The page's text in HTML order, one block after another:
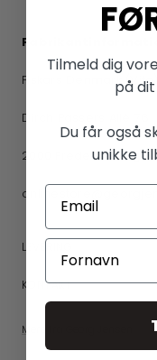
Fiskars Denmark
Dirch Passers Allé 76
2000 Frederiksberg
LEVERING
KONTAKT
Mere fra Georg Jensen
Tilmeld dig
på
Du får også
unikke